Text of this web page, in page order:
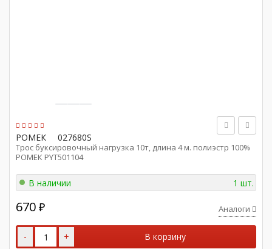
РОМЕК 027680S
Трос буксировочный нагрузка 10т, длина 4 м. полиэстр 100%
РОМЕК PYT501104
В наличии 1 шт.
670 ₽ Аналоги
- + В корзину